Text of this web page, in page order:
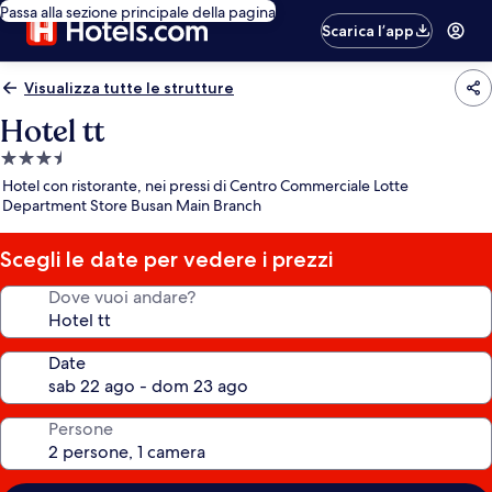
Passa alla sezione principale della pagina
Scarica l’app
Visualizza tutte le strutture
Hotel tt
Struttura
a
3.5
stelle
Hotel con ristorante, nei pressi di Centro Commerciale Lotte
Department Store Busan Main Branch
Scegli le date per vedere i prezzi
Dove vuoi andare?
Date
Persone